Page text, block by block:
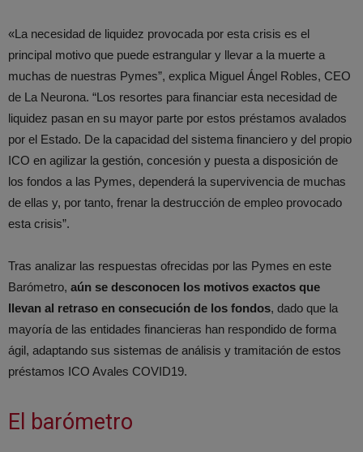
«La necesidad de liquidez provocada por esta crisis es el
principal motivo que puede estrangular y llevar a la muerte a
muchas de nuestras Pymes”, explica Miguel Ángel Robles, CEO
de La Neurona. “Los resortes para financiar esta necesidad de
liquidez pasan en su mayor parte por estos préstamos avalados
por el Estado. De la capacidad del sistema financiero y del propio
ICO en agilizar la gestión, concesión y puesta a disposición de
los fondos a las Pymes, dependerá la supervivencia de muchas
de ellas y, por tanto, frenar la destrucción de empleo provocado
esta crisis”.
Tras analizar las respuestas ofrecidas por las Pymes en este
Barómetro, aún se desconocen los motivos exactos que
llevan al retraso en consecución de los fondos, dado que la
mayoría de las entidades financieras han respondido de forma
ágil, adaptando sus sistemas de análisis y tramitación de estos
préstamos ICO Avales COVID19.
El barómetro